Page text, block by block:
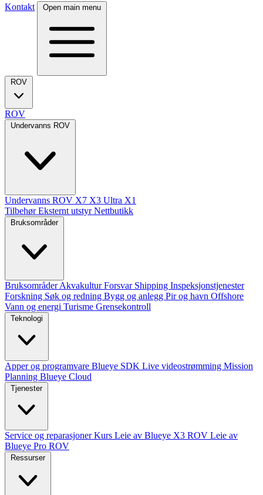
Kontakt
Open main menu
ROV
ROV
Undervanns ROV
Undervanns ROV X7 X3 Ultra X1
TilbehørEksternt utstyrNettbutikk
Bruksområder
BruksområderAkvakulturForsvar Shipping Inspeksjonstjenester
Forskning Søk og redning Bygg og anlegg Pir og havn Offshore
Vann og energi Turisme Grensekontroll
Teknologi
Apper og programvare Blueye SDK Live videostrømming Mission
Planning Blueye Cloud
Tjenester
Service og reparasjonerKurs Leie av Blueye X3 ROV Leie av
Blueye Pro ROV
Ressurser